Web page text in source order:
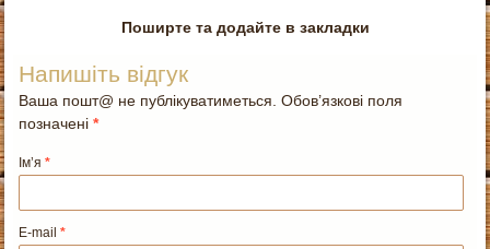
Поширте та додайте в закладки
Напишіть відгук
Ваша пошт@ не публікуватиметься. Обов’язкові поля
позначені*
Ім’я*
E-mail*